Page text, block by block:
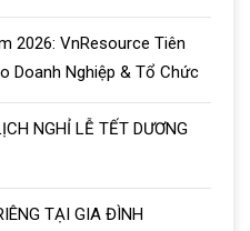
2026: VnResource Tiên
Doanh Nghiệp & Tổ Chức
NGHỈ LỄ TẾT DƯƠNG
TẠI GIA ĐÌNH